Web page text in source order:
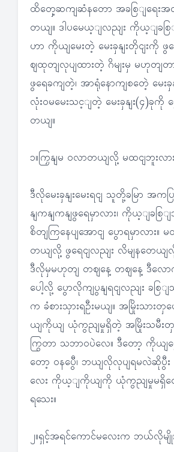
ထိတှေ့ဆကျဆံနတော အခစြျရေးအတှ
တယျ။ ဒါပမေယ့ျလညျး ကိုယ့ျခစြ
ဟာ ကိုယျမေးတဲ့ မေးခှနျးတိုငျး
ဈထုတျလုပျထားတဲ့ ဂိမျးမှ မဟုတျ
ဖွရေခကျတဲ့၊ အာရုံနောကျစတေဲ့ မေး
လုံးဝမမေးသင့ျတဲ့ မေးခှနျး(၄)ခုကို ပွ
တယျ။
၁။ကြှနျမ ဝလာတယျလို့ မထငျဘူးလာ
ဒီလိုမေးခှနျးမေးရငျ သူတို့ခမြာ အကပ
နျကနျကနျဖွရေမှာလား၊ ကိုယ့ျခစြ
စိတျကြနေပျအောငျ ပွောရမှာလား။
တယျလို့ ဖွရေငျလညျး လိမျနတေယျလို့
ဒီလိုမှမဟုတျ တဈနေ့ တဈနေ့ ဒီလောက
ပေါ့လို့ ပွောလိုကျပွနျရငျလညျး ခစြ
က ခံစားသှားရဦးမယျ။ အမြိုးသာ
ယျကိုယျ ယုံကွညျမှုရှိတဲ့ အမြိုးသမီ
ကြွတာ သဘာဝပဲလေ။ ဒီတော့ ကိုယျပွ
တော့ ဝနပွေီ၊ ဘယျလိုလုပျရမလဲဆိုပွီ
လေး ကိုယ့ျကိုယျကို ယုံကွညျမှုမရှိတေ
ရသေး။
၂။ရှင့်အရင်ကောင်မလေးက ဘယ်လိုမျို